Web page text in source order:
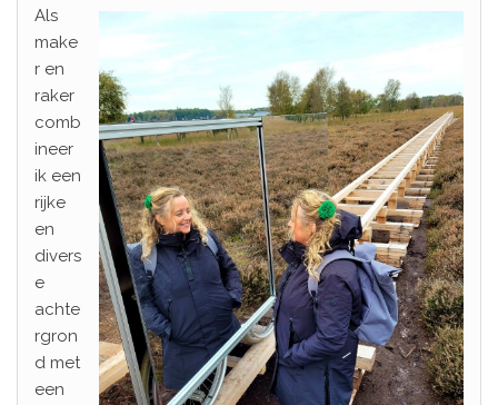
Als
make
r en
raker
comb
ineer
ik een
rijke
en
divers
e
achte
rgron
d met
een